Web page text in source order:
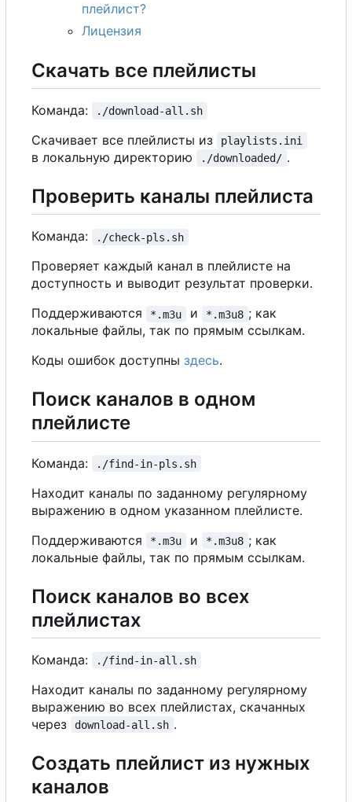
плейлист?
Лицензия
Скачать все плейлисты
Команда: ./download-all.sh
Скачивает все плейлисты из playlists.ini
в локальную директорию ./downloaded/ .
Проверить каналы плейлиста
Команда: ./check-pls.sh
Проверяет каждый канал в плейлисте на
доступность и выводит результат проверки.
Поддерживаются
*.m3u и *.m3u8 ; как
локальные файлы, так по прямым ссылкам.
Коды ошибок доступны здесь.
Поиск каналов в одном
плейлисте
Команда: ./find-in-pls.sh
Находит каналы по заданному регулярному
выражению в одном указанном плейлисте.
Поддерживаются
*.m3u и *.m3u8 ; как
локальные файлы, так по прямым ссылкам.
Поиск каналов во всех
плейлистах
Команда: ./find-in-all.sh
Находит каналы по заданному регулярному
выражению во всех плейлистах, скачанных
через
download-all.sh .
Создать плейлист из нужных
каналов